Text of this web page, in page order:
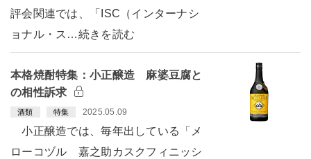
評会関連では、「ISC（インターナシ
ョナル・ス…続きを読む
本格焼酎特集：小正醸造 麻婆豆腐と
の相性訴求
酒類 特集 2025.05.09
小正醸造では、毎年出している「メ
ローコヅル 嘉之助カスクフィニッシ